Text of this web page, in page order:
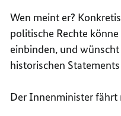
Wen meint er?
politische Rechte
einbinden, und
historischen
Der Innenminister fährt